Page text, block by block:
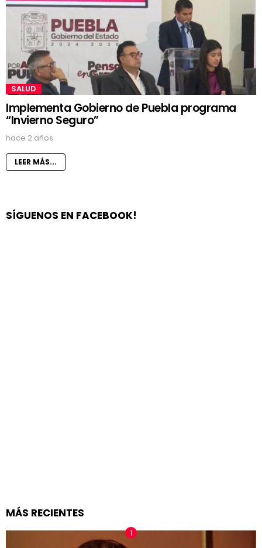
SALUD
Implementa Gobierno de Puebla programa
“Invierno Seguro”
hace 2 años
LEER MÁS...
SÍGUENOS EN FACEBOOK!
MÁS RECIENTES